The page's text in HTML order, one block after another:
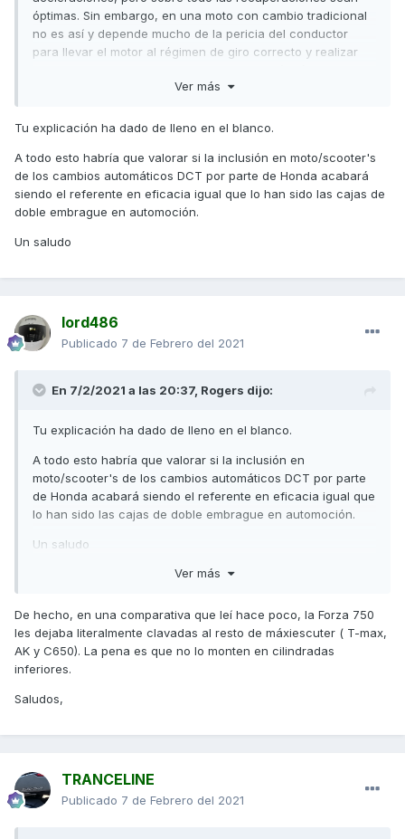
óptimas. Sin embargo, en una moto con cambio tradicional
no es así y depende mucho de la pericia del conductor
para llevar el motor al régimen de giro correcto y realizar
posible, lo que genera un margen para errores muy grande
Saludos,
Ver más
Tu explicación ha dado de lleno en el blanco.
A todo esto habría que valorar si la inclusión en moto/scooter's
de los cambios automáticos DCT por parte de Honda acabará
siendo el referente en eficacia igual que lo han sido las cajas de
doble embrague en automoción.
Un saludo
lord486
Publicado 7 de Febrero del 2021
En 7/2/2021 a las 20:37, Rogers dijo:
Tu explicación ha dado de lleno en el blanco.
A todo esto habría que valorar si la inclusión en
moto/scooter's de los cambios automáticos DCT por parte
de Honda acabará siendo el referente en eficacia igual que
lo han sido las cajas de doble embrague en automoción.
Un saludo
Ver más
De hecho, en una comparativa que leí hace poco, la Forza 750
les dejaba literalmente clavadas al resto de máxiescuter ( T-max,
AK y C650). La pena es que no lo monten en cilindradas
inferiores.
Saludos,
TRANCELINE
Publicado 7 de Febrero del 2021